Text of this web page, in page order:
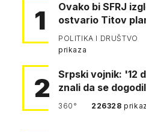
1
Ovako bi SFRJ
ostvario Titov
Klagenfurta do
POLITIKA I DRUŠTVO
prikaza
2
Srpski vojnik: '12
znali da se
360° 226328